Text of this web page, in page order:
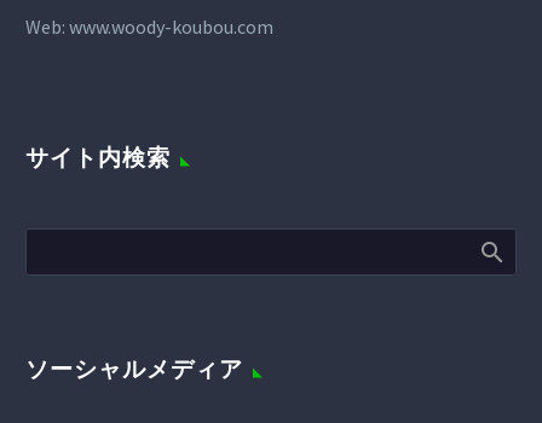
Web: www.woody-koubou.com
サイト内検索
ソーシャルメディア